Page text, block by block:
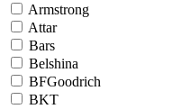
Armstrong
Attar
Bars
Belshina
BFGoodrich
BKT